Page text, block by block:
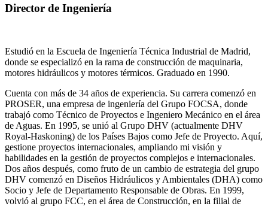
Director de Ingeniería
Estudió en la Escuela de Ingeniería Técnica Industrial de Madrid,
donde se especializó en la rama de construcción de maquinaria,
motores hidráulicos y motores térmicos. Graduado en 1990.
Cuenta con más de 34 años de experiencia. Su carrera comenzó en
PROSER, una empresa de ingeniería del Grupo FOCSA, donde
trabajó como Técnico de Proyectos e Ingeniero Mecánico en el área
de Aguas. En 1995, se unió al Grupo DHV (actualmente DHV
Royal-Haskoning) de los Países Bajos como Jefe de Proyecto. Aquí,
gestione proyectos internacionales, ampliando mi visión y
habilidades en la gestión de proyectos complejos e internacionales.
Dos años después, como fruto de un cambio de estrategia del grupo
DHV comenzó en Diseños Hidráulicos y Ambientales (DHA) como
Socio y Jefe de Departamento Responsable de Obras. En 1999,
volvió al grupo FCC, en el área de Construcción, en la filial de